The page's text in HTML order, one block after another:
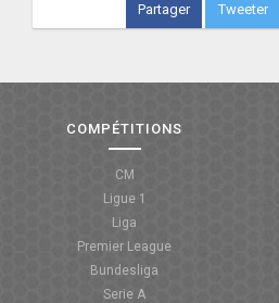
Partager Tweeter
COMPÉTITIONS
CM
Ligue 1
Liga
Premier League
Bundesliga
Serie A